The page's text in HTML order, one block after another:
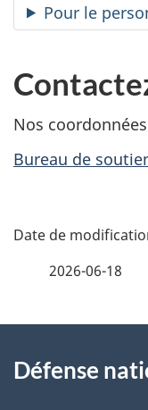
Pour le
Nos
Bureau de
D
i
2026-06-18
propos
Défense